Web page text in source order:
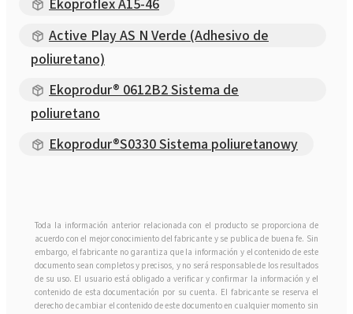
Active Play AS N Verde (Adhesivo de
poliuretano)
Ekoprodur® 0612B2 Sistema de
poliuretano
Ekoprodur®S0330 Sistema poliuretanowy
Toda la información anterior relacionada con el producto se proporciona de
acuerdo con el mejor conocimiento del fabricante y se publica de buena fe. Sin
embargo, el fabricante no garantiza que la información y el contenido de este
documento sean completos y precisos, y no será responsable de los resultados
de su uso. El usuario está obligado a verificar y confirmar la información y el
contenido de esta documentación por su cuenta. El fabricante se reserva el
derecho de cambiar el contenido de este documento en cualquier momento sin